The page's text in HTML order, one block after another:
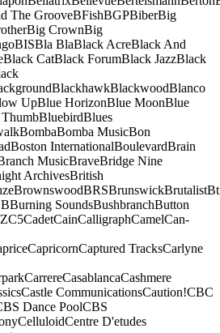
The GrooveBFishBGPBiberBig
Big CrownBig
BISBla BlaBlack AcreBlack And
Black CatBlack ForumBlack JazzBlack
BlackhawkBlackwoodBlanco
UpBlue HorizonBlue MoonBlue
BluebirdBlues
BombaBomba MusicBon
Boston InternationalBoulevardBrain
MusicBraveBridge Nine
ArchivesBritish
BrownswoodBRSBrunswickBrutalist
Burning SoundsBushbranchButton
C5CadetCainCalligraphCamelCan-
CapricornCaptured TracksCarlyne
CarrereCasablancaCashmere
Castle CommunicationsCaution!CBC
Dance PoolCBS
CelluloidCentre D'etudes